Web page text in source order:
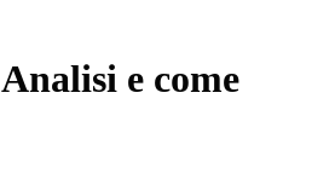
e come